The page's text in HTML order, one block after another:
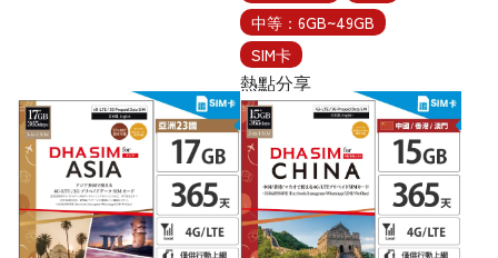
中等：6GB~49GB
SIM卡
熱點分享